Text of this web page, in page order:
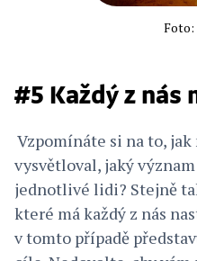
Foto:
#5 Každý z
Vzpomínáte si na to,
vysvětloval, jaký
jednotlivé lidi? Stejně
které má každý z nás
v tomto případě